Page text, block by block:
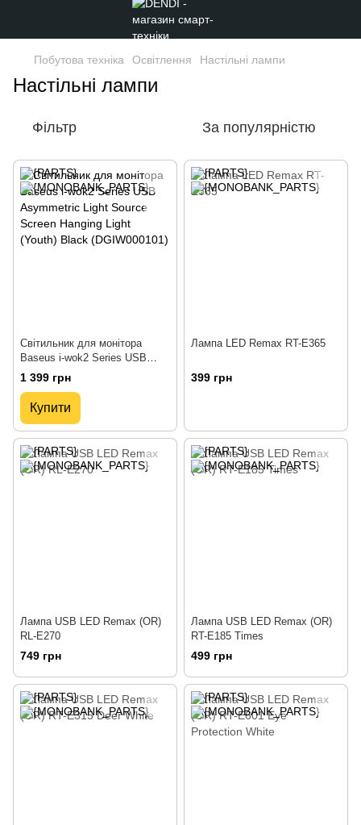
Побутова техніка Освітлення Настільні лампи
Настільні лампи
Фільтр За популярністю
Світильник для монітора
Baseus i-wok2 Series USB
Asymmetric Light Source
Screen Hanging Light (Youth)
Black (DGIW000101)
1 399 грн
Купити
Лампа LED Remax RT-E365
399 грн
Лампа USB LED Remax (OR)
RL-E270
749 грн
Лампа USB LED Remax (OR)
RT-E185 Times
499 грн